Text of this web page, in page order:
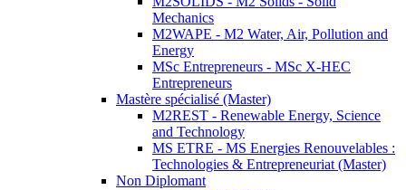
Mechanics
M2WAPE - M2 Water, Air, Pollution and
Energy
MSc Entrepreneurs - MSc X-HEC
Entrepreneurs
Mastère spécialisé (Master)
M2REST - Renewable Energy, Science
and Technology
MS ETRE - MS Energies Renouvelables :
Technologies & Entrepreneuriat (Master)
Non Diplomant